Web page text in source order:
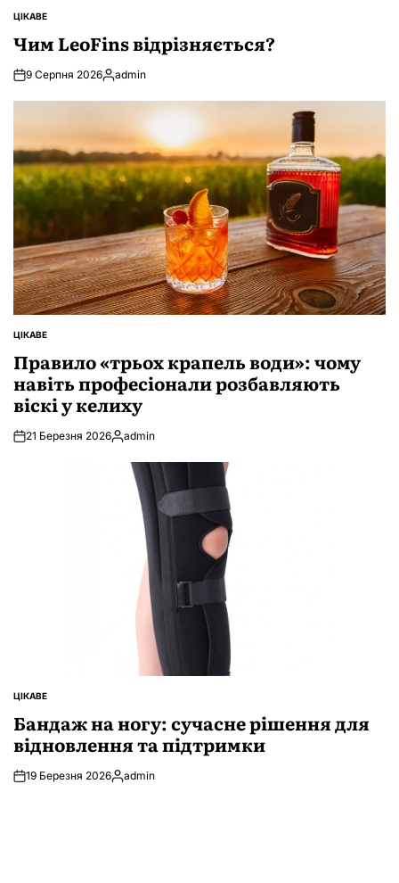
ОПУБЛІКУВАТИ
ЦІКАВЕ
Чим LeoFins відрізняється?
9 Серпня 2026Опубліковано
admin
ОПУБЛІКУВАТИ
ЦІКАВЕ
Правило «трьох крапель води»: чому
навіть професіонали розбавляють
віскі у келиху
21 Березня 2026Опубліковано
admin
ОПУБЛІКУВАТИ
ЦІКАВЕ
Бандаж на ногу: сучасне рішення для
відновлення та підтримки
19 Березня 2026Опубліковано
admin